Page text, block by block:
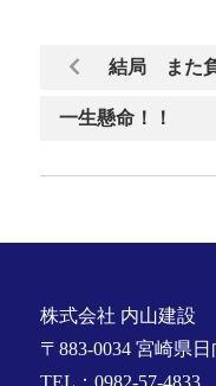
結局 また
一生懸命！！
株式会社 内山建設
〒883-0034 宮崎県